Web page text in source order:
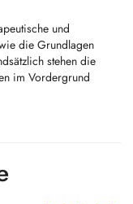
und
die Grundlagen
stehen die
im Vordergrund